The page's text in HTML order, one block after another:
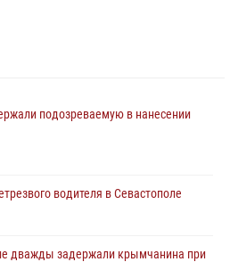
подозреваемую в нанесении
водителя в Севастополе
дважды задержали крымчанина при